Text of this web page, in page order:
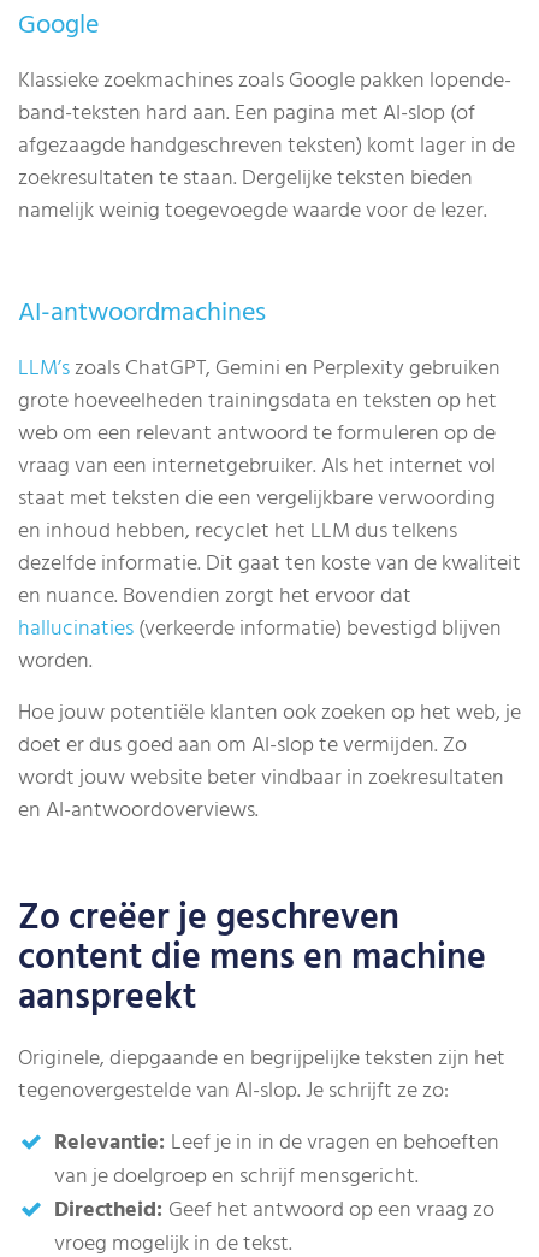
Google
Klassieke zoekmachines zoals Google pakken lopende-
band-teksten hard aan. Een pagina met AI-slop (of
afgezaagde handgeschreven teksten) komt lager in de
zoekresultaten te staan. Dergelijke teksten bieden
namelijk weinig toegevoegde waarde voor de lezer.
AI-antwoordmachines
LLM’szoals ChatGPT, Gemini en Perplexity gebruiken
grote hoeveelheden trainingsdata en teksten op het
web om een relevant antwoord te formuleren op de
vraag van een internetgebruiker. Als het internet vol
staat met teksten die een vergelijkbare verwoording
en inhoud hebben, recyclet het LLM dus telkens
dezelfde informatie. Dit gaat ten koste van de kwaliteit
en nuance. Bovendien zorgt het ervoor dat
hallucinaties(verkeerde informatie) bevestigd blijven
worden.
Hoe jouw potentiële klanten ook zoeken op het web, je
doet er dus goed aan om AI-slop te vermijden. Zo
wordt jouw website beter vindbaar in zoekresultaten
en AI-antwoordoverviews.
Zo creëer je geschreven
content die mens en machine
aanspreekt
Originele, diepgaande en begrijpelijke teksten zijn het
tegenovergestelde van AI-slop. Je schrijft ze zo:
Relevantie: Leef je in in de vragen en behoeften
van je doelgroep en schrijf mensgericht.
Directheid: Geef het antwoord op een vraag zo
vroeg mogelijk in de tekst.